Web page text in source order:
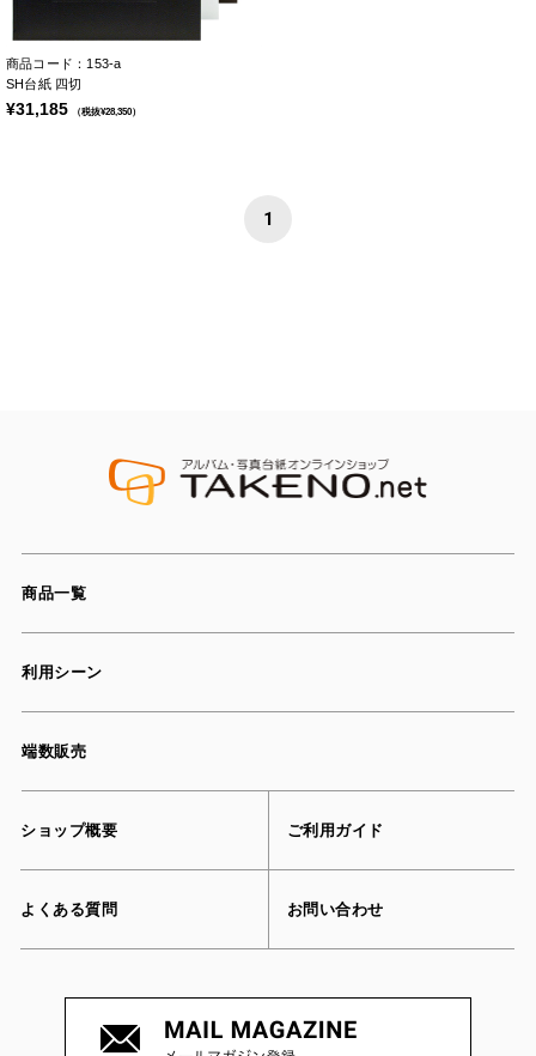
商品コード：153-a
SH台紙 四切
¥31,185 （税抜¥28,350）
1
商品一覧
利用シーン
端数販売
ショップ概要 ご利用ガイド
よくある質問 お問い合わせ